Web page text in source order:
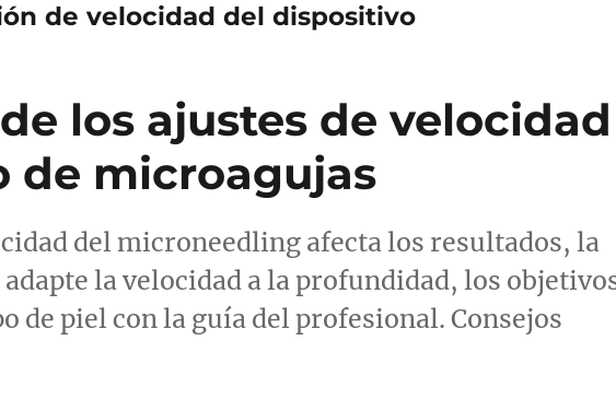
de velocidad del dispositivo
los ajustes de velocidad
de microagujas
del microneedling afecta los resultados, la
la velocidad a la profundidad, los
de piel con la guía del profesional. Consejos